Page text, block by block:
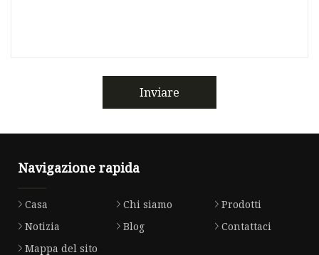
Inviare
Navigazione rapida
Casa Chi siamo
Prodotti
Notizia
Blog
Contattaci
Mappa del sito